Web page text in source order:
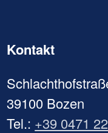
Kontakt
39100 Bozen
Tel.: +39 0471